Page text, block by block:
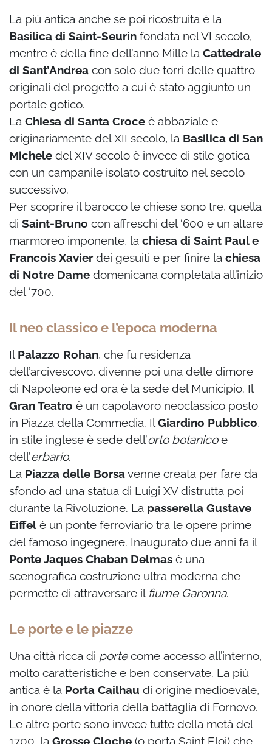
La più antica anche se poi ricostruita è la
Basilica di Saint-Seurin fondata nel VI secolo,
mentre è della fine dell’anno Mille la Cattedrale
di Sant’Andrea con solo due torri delle quattro
originali del progetto a cui è stato aggiunto un
portale gotico.
La Chiesa di Santa Croce è abbaziale e
originariamente del XII secolo, la Basilica di San
Michele del XIV secolo è invece di stile gotica
con un campanile isolato costruito nel secolo
successivo.
Per scoprire il barocco le chiese sono tre, quella
di Saint-Bruno con affreschi del ‘600 e un altare
marmoreo imponente, la chiesa di Saint Paul e
Francois Xavier dei gesuiti e per finire la chiesa
di Notre Dame domenicana completata all’inizio
del ‘700.
Il neo classico e l’epoca moderna
Il Palazzo Rohan, che fu residenza
dell’arcivescovo, divenne poi una delle dimore
di Napoleone ed ora è la sede del Municipio. Il
Gran Teatro è un capolavoro neoclassico posto
in Piazza della Commedia. IlGiardino Pubblico,
in stile inglese è sede dell’orto botanicoe
dell’erbario.
La Piazza delle Borsavenne creata per fare da
sfondo ad una statua di Luigi XV distrutta poi
durante la Rivoluzione. La passerella Gustave
Eiffel è un ponte ferroviario tra le opere prime
del famoso ingegnere. Inaugurato due anni fa il
Ponte Jaques Chaban Delmas è una
scenografica costruzione ultra moderna che
permette di attraversare il fiume Garonna.
Le porte e le piazze
Una città ricca di portecome accesso all’interno,
molto caratteristiche e ben conservate. La più
antica è la Porta Cailhau di origine medioevale,
in onore della vittoria della battaglia di Fornovo.
Le altre porte sono invece tutte della metà del
1700, la Grosse Cloche (o porta Saint Eloi) che